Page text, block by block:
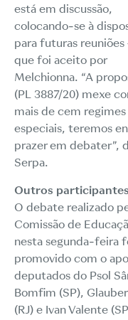
está em discussão,
colocando-se à
para futuras reuniões
que foi aceito por
Melchionna. “A
(PL 3887/20) mexe
mais de cem regimes
especiais, teremos
prazer em debater”,
Serpa.
Outros participantes
O debate realizado
Comissão de
nesta segunda-feira
promovido com o
deputados do Psol
Bomfim (SP),
(RJ) e Ivan Valente